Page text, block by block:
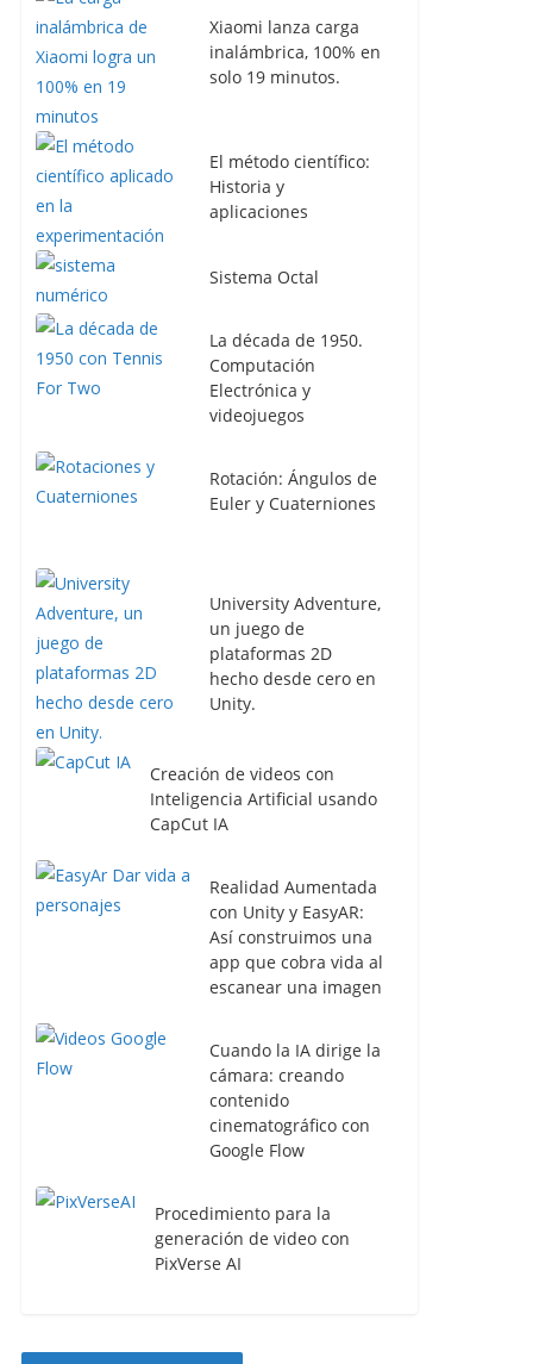
Xiaomi lanza carga
inalámbrica, 100% en
solo 19 minutos.
El método científico:
Historia y
aplicaciones
Sistema Octal
La década de 1950.
Computación
Electrónica y
videojuegos
Rotación: Ángulos de
Euler y Cuaterniones
University Adventure,
un juego de
plataformas 2D
hecho desde cero en
Unity.
Creación de videos con
Inteligencia Artificial usando
CapCut IA
Realidad Aumentada
con Unity y EasyAR:
Así construimos una
app que cobra vida al
escanear una imagen
Cuando la IA dirige la
cámara: creando
contenido
cinematográfico con
Google Flow
Procedimiento para la
generación de video con
PixVerse AI